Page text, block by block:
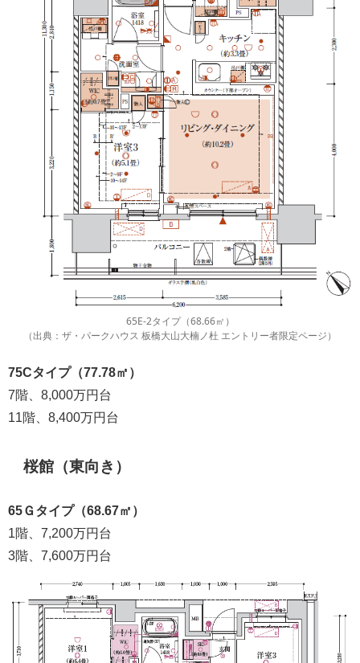
65E-2タイプ（68.66㎡）
（出典：ザ・パークハウス 板橋大山大楠ノ杜 エントリー者限定ページ）
75Cタイプ（77.78㎡）
7階、8,000万円台
11階、8,400万円台
桜館（東向き）
65Ｇタイプ（68.67㎡）
1階、7,200万円台
3階、7,600万円台